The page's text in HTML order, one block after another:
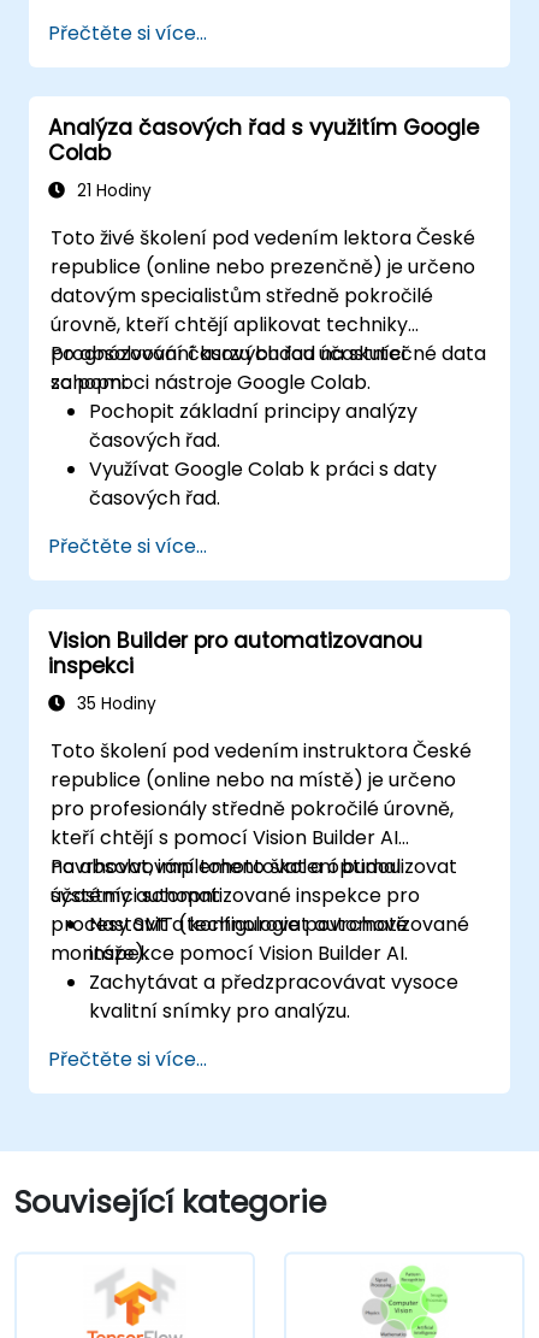
Vytvářet inteligentní agenty, kteří se učí
prostřednictvím pokusů a omylů.
Optimalizovat výkonnost agentů pomocí
pokročilých metod jako je Q-learning a
hluboké Q-sítě (DQNs).
Trénovat agenty v simulovaném
Nasazovat modely reinforcementového
učení do reálných aplikací.
Přečtěte si více...
Analýza časových řad s využitím Google
Colab
21 Hodiny
Toto živé školení pod vedením lektora České
republice (online nebo prezenčně) je určeno
datovým specialistům středně pokročilé
úrovně, kteří chtějí aplikovat techniky
prognózování časových řad na skutečné data
za pomoci nástroje Google Colab.
Po absolvování kurzu budou účastníci
schopni:
Pochopit základní principy analýzy
časových řad.
Využívat Google Colab k práci s daty
časových řad.
vývoje dat.
Využívat knihovnu Prophet od Facebooku
pro flexibilní prognózy.
Vytvářet vizualizace časových řad a
výsledků jejich předpovědí.
Přečtěte si více...
Vision Builder pro automatizovanou
inspekci
35 Hodiny
Toto školení pod vedením instruktora České
republice (online nebo na místě) je určeno
pro profesionály středně pokročilé úrovně,
kteří chtějí s pomocí Vision Builder AI
navrhovat, implementovat a optimalizovat
systémy automatizované inspekce pro
procesy SMT (technologie povrchové
montáže).
Po absolvování tohoto školení budou
účastníci schopni:
Nastavit a konfigurovat automatizované
inspekce pomocí Vision Builder AI.
Zachytávat a předzpracovávat vysoce
kvalitní snímky pro analýzu.
a ověřování správnosti procesů.
Vytvářet inspekční zprávy a
Přečtěte si více...
Související kategorie